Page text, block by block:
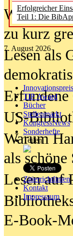
Erfolgreicher
Teil 1: Die
7. August 2026
Innovationspreis
TIP Award
Bücher
Stellenmarkt
KongressNews
Sonderhefte
Teilen
Zitierrichtlinien
Kontakt
Impresssum
Warum
zu kurz
Lesen als
US-
Warum
als
Lesen auf
E-Book-